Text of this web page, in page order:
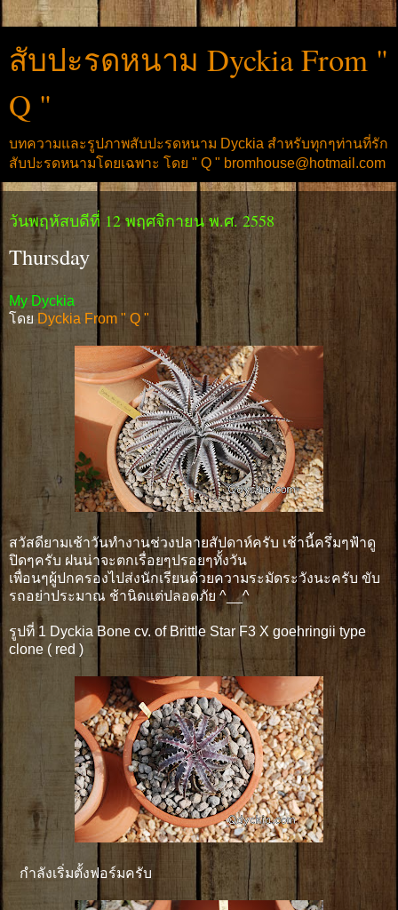
สับปะรดหนาม Dyckia From "
Q "
บทความและรูปภาพสับปะรดหนาม Dyckia สำหรับทุกๆท่านที่รัก
สับปะรดหนามโดยเฉพาะ โดย " Q " bromhouse@hotmail.com
วันพฤหัสบดีที่ 12 พฤศจิกายน พ.ศ. 2558
Thursday
My Dyckia
โดย Dyckia From " Q "
สวัสดียามเช้าวันทำงานช่วงปลายสัปดาห์ครับ เช้านี้ครึ่มๆฟ้าดู
ปิดๆครับ ฝนน่าจะตกเรื่อยๆปรอยๆทั้งวัน
เพื่อนๆผู้ปกครองไปส่งนักเรียนด้วยความระมัดระวังนะครับ ขับ
รถอย่าประมาณ ช้านิดแต่ปลอดภัย ^__^
รูปที่ 1 Dyckia Bone cv. of Brittle Star F3 X goehringii type
clone ( red )
กำลังเริ่มตั้งฟอร์มครับ